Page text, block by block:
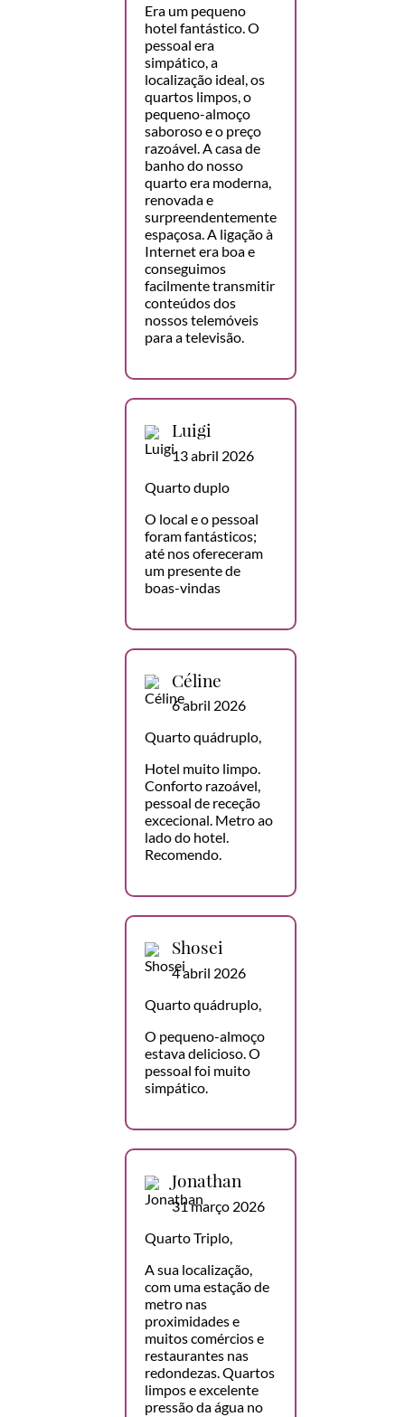
Era um pequeno
hotel fantástico. O
pessoal era
simpático, a
localização ideal, os
quartos limpos, o
pequeno-almoço
saboroso e o preço
razoável. A casa de
banho do nosso
quarto era moderna,
renovada e
surpreendentemente
espaçosa. A ligação à
Internet era boa e
conseguimos
facilmente transmitir
conteúdos dos
nossos telemóveis
para a televisão.
Luigi
13 abril 2026
Quarto duplo
O local e o pessoal
foram fantásticos;
até nos ofereceram
um presente de
boas-vindas
Céline
6 abril 2026
Quarto quádruplo,
Hotel muito limpo.
Conforto razoável,
pessoal de receção
excecional. Metro ao
lado do hotel.
Recomendo.
Shosei
4 abril 2026
Quarto quádruplo,
O pequeno-almoço
estava delicioso. O
pessoal foi muito
simpático.
Jonathan
31 março 2026
Quarto Triplo,
A sua localização,
com uma estação de
metro nas
proximidades e
muitos comércios e
restaurantes nas
redondezas. Quartos
limpos e excelente
pressão da água no